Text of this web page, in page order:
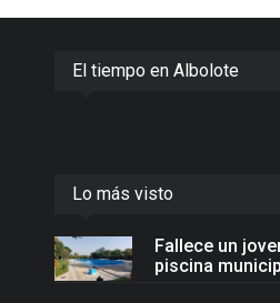
El tiempo en Albolote
Lo más visto
Fallece un
piscina